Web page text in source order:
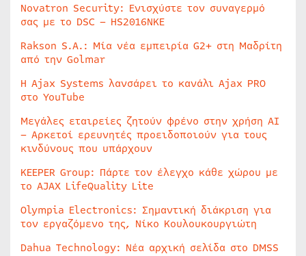
Novatron Security: Ενισχύστε τον συναγερμό
σας με το DSC – HS2016NKE
Rakson S.A.: Μία νέα εμπειρία G2+ στη Μαδρίτη
από την Golmar
Η Ajax Systems λανσάρει το κανάλι Ajax PRO
στο YouTube
Μεγάλες εταιρείες ζητούν φρένο στην χρήση AI
– Αρκετοί ερευνητές προειδοποιούν για τους
κινδύνους που υπάρχουν
KEEPER Group: Πάρτε τον έλεγχο κάθε χώρου με
το AJAX LifeQuality Lite
Olympia Electronics: Σημαντική διάκριση για
τον εργαζόμενο της, Νίκο Κουλουκουργιώτη
Dahua Technology: Νέα αρχική σελίδα στο DMSS